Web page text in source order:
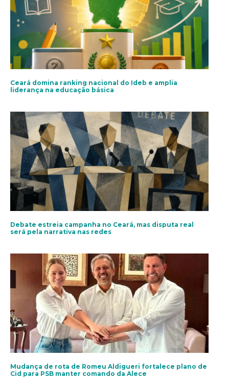
Ceará domina ranking nacional do Ideb e amplia
liderança na educação básica
Debate estreia campanha no Ceará, mas disputa real
será pela narrativa nas redes
Mudança de rota de Romeu Aldigueri fortalece plano de
Cid para PSB manter comando da Alece